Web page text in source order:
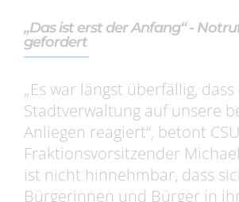
„Das ist erst der Anfang“ -
gefordert
„Es war längst überfällig, dass
Stadtverwaltung auf unsere
Anliegen reagiert“, betont
Fraktionsvorsitzender
ist nicht hinnehmbar, dass
Bürgerinnen und Bürger in